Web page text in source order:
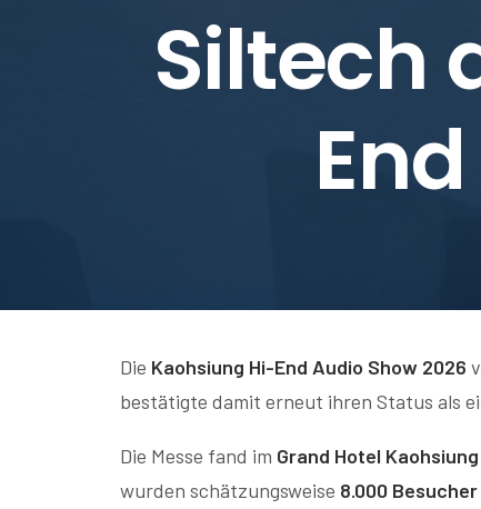
Siltech
Die Kaohsiung Hi-End Audio Show 2026
bestätigte damit erneut ihren Status als
Die Messe fand im Grand Hotel Kaohsiung
wurden schätzungsweise 8.000 Besucher